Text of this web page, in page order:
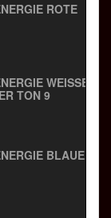
ROTE
WEISSER W
TON 9
BLAUE